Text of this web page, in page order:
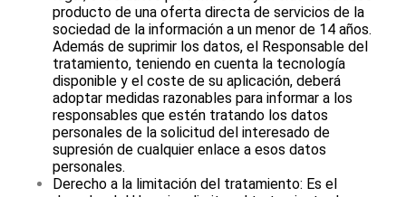
producto de una oferta directa de servicios de la
sociedad de la información a un menor de 14 años.
Además de suprimir los datos, el Responsable del
tratamiento, teniendo en cuenta la tecnología
disponible y el coste de su aplicación, deberá
adoptar medidas razonables para informar a los
responsables que estén tratando los datos
personales de la solicitud del interesado de
supresión de cualquier enlace a esos datos
personales.
Derecho a la limitación del tratamiento: Es el